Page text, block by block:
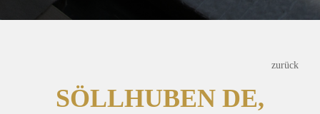
zurück
SÖLLHUBEN DE,